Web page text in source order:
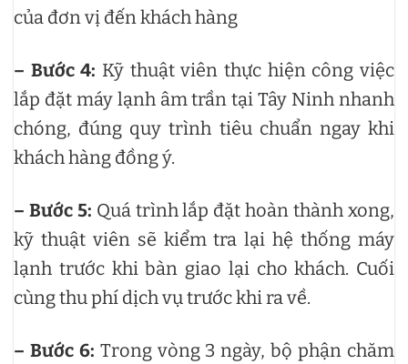
của đơn vị đến khách hàng
– Bước 4: Kỹ thuật viên thực hiện công việc
lắp đặt máy lạnh âm trần tại Tây Ninh nhanh
chóng, đúng quy trình tiêu chuẩn ngay khi
khách hàng đồng ý.
– Bước 5: Quá trình lắp đặt hoàn thành xong,
kỹ thuật viên sẽ kiểm tra lại hệ thống máy
lạnh trước khi bàn giao lại cho khách. Cuối
cùng thu phí dịch vụ trước khi ra về.
– Bước 6: Trong vòng 3 ngày, bộ phận chăm